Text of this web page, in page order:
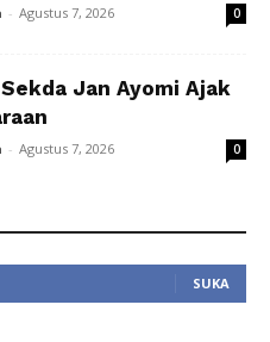
- Agustus 7, 2026 0
Jan Ayomi Ajak
- Agustus 7, 2026 0
SUKA